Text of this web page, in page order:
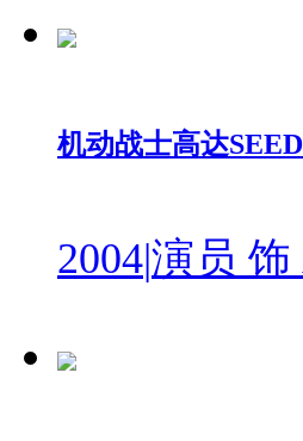
机动战士高达
2004|演员 饰